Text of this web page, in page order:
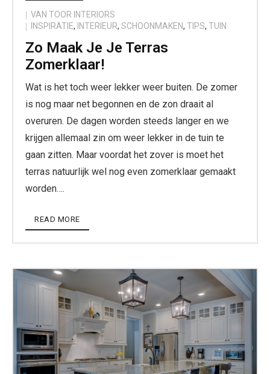
VAN TOOR INTERIORS
INSPIRATIE, INTERIEUR, SCHOONMAKEN, TIPS, TUIN
Zo Maak Je Je Terras
Zomerklaar!
Wat is het toch weer lekker weer buiten. De zomer
is nog maar net begonnen en de zon draait al
overuren. De dagen worden steeds langer en we
krijgen allemaal zin om weer lekker in de tuin te
gaan zitten. Maar voordat het zover is moet het
terras natuurlijk wel nog even zomerklaar gemaakt
worden….
READ MORE